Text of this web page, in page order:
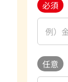
必須
任意